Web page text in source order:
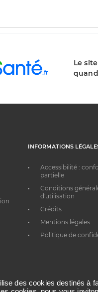
Le
INFORMATIONS
Accessibilité :
partielle
Conditions
d'utilisation
Crédits
Mentions légales
Politique de
des cookies destinés